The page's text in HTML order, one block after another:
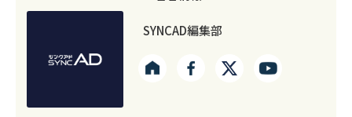
SYNCAD編集部